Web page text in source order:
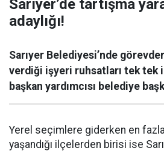
Sarıyer’de tartışma
adaylığı!
Sarıyer Belediyesi’nde
verdiği işyeri ruhsatları tek tek
başkan yardımcısı belediye
Yerel seçimlere giderken en fazla
yaşandığı ilçelerden birisi ise